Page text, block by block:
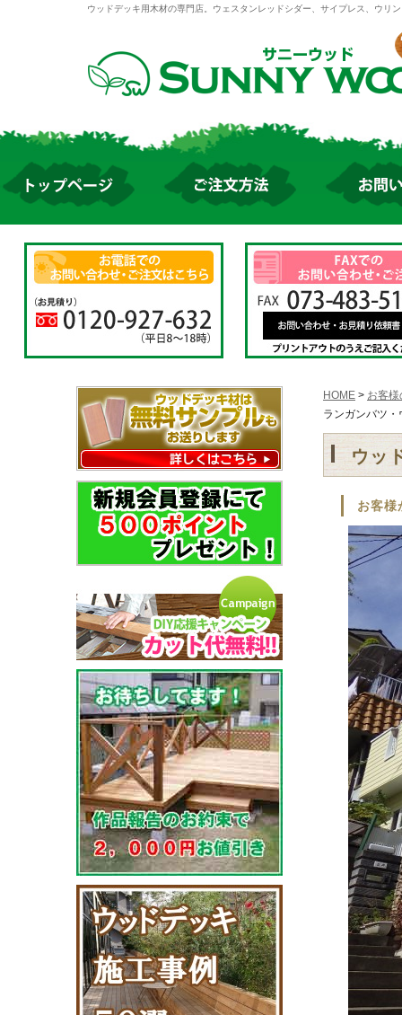
ウッドデッキ用木材の専門店。ウェスタンレッドシダー、サイプレス、ウリ
HOME > お客
ランガンバツ
ウッ
お客様